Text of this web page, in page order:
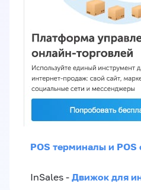
POS терминалы и
InSales - Движок для